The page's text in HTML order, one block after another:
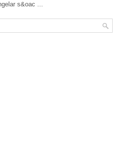
s&oac ...